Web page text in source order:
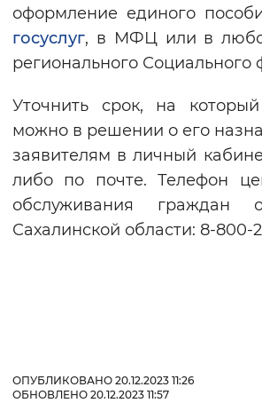
оформление единого
госуслуг, в МФЦ или в
регионального Социального
Уточнить срок, на
можно в решении о его
заявителям в личный
либо по почте. Телефон
обслуживания
Сахалинской области: 8-800-
ОПУБЛИКОВАНО 20.12.2023 11:26
ОБНОВЛЕНО 20.12.2023 11:57